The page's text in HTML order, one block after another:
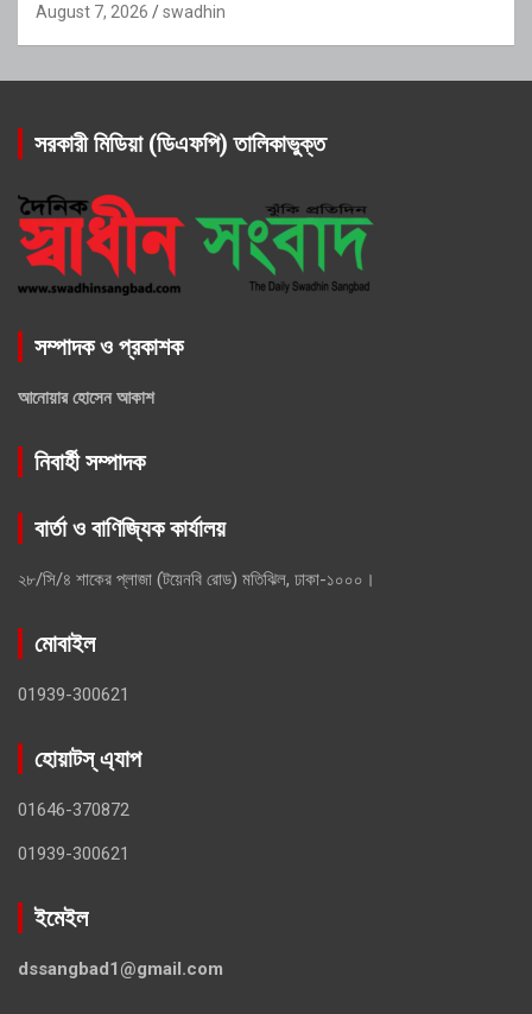
August 7, 2026 swadhin
সরকারী মিডিয়া (ডিএফপি) তালিকাভুক্ত
সম্পাদক ও প্রকাশক
আনোয়ার হোসেন আকাশ
নিবার্হী সম্পাদক
বার্তা ও বাণিজ্যিক কার্যালয়
২৮/সি/৪ শাকের প্লাজা (টয়েনবি রোড) মতিঝিল, ঢাকা-১০০০।
মোবাইল
01939-300621
হোয়াটস্ এ্যাপ
01646-370872
01939-300621
ইমেইল
dssangbad1@gmail.com